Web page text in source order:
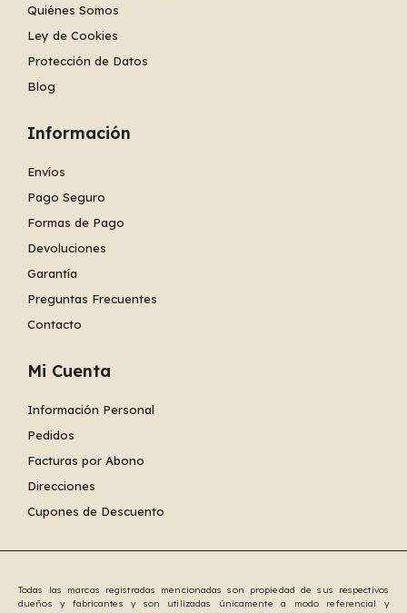
Quiénes Somos
Ley de Cookies
Protección de Datos
Blog
Información
Envíos
Pago Seguro
Formas de Pago
Devoluciones
Garantía
Preguntas Frecuentes
Contacto
Mi Cuenta
Información Personal
Pedidos
Facturas por Abono
Direcciones
Cupones de Descuento
Todas las marcas registradas mencionadas son propiedad de sus respectivos
dueños y fabricantes y son utilizadas únicamente a modo referencial y